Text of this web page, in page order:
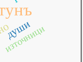
души
източници